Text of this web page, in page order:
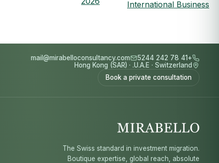
International Business
+41 78 242 5244
mail@mirabelloconsultancy.com
Switzerland
·
U.A.E.
·
Hong Kong (SAR)
Book a private consultation
The Swiss standard in investment migration.
Boutique expertise, global reach, absolute